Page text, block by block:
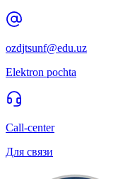
ozdjtsunf@edu.uz
Elektron pochta
Call-center
Для связи